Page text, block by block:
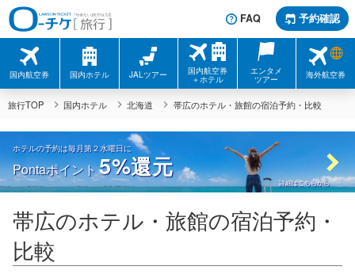
FAQ 予約確認
国内航空券 国内ホテル JALツアー 国内航空券
＋ホテル
エンタメ
ツアー 海外航空券
旅行TOP 国内ホテル 北海道 帯広のホテル・旅館の宿泊予約・比較
ホテルの予約は毎月第２水曜日に
Pontaポイント5%還元
詳細はこちらから
帯広のホテル・旅館の宿泊予約・
比較